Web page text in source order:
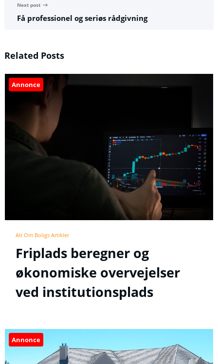
Next post
Få professionel og seriøs rådgivning
Related Posts
Annonce
Alt Om Boligs Artikler
Friplads beregner og
økonomiske overvejelser
ved institutionsplads
Annonce